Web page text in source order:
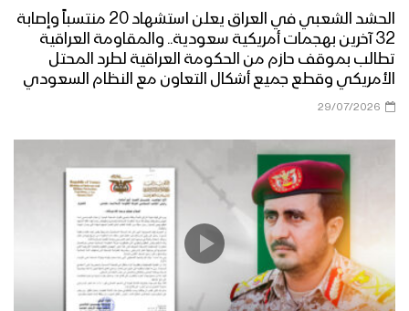
الحشد الشعبي في العراق يعلن استشهاد 20 منتسباً وإصابة
32 آخرين بهجمات أمريكية سعودية.. والمقاومة العراقية
تطالب بموقف حازم من الحكومة العراقية لطرد المحتل
الأمريكي وقطع جميع أشكال التعاون مع النظام السعودي
29/07/2026